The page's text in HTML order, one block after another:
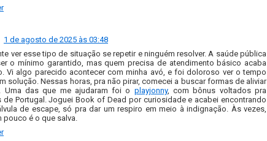
1 de agosto de 2025 às 03:48
ver esse tipo de situação se repetir e ninguém resolver. A saúde pública
o mínimo garantido, mas quem precisa de atendimento básico acaba
Vi algo parecido acontecer com minha avó, e foi doloroso ver o tempo
solução. Nessas horas, pra não pirar, comecei a buscar formas de aliviar
Uma das que me ajudaram foi o playjonny, com bônus voltados pra
de Portugal. Joguei Book of Dead por curiosidade e acabei encontrando
de escape, só pra dar um respiro em meio à indignação. Às vezes,
pouco é o que salva.